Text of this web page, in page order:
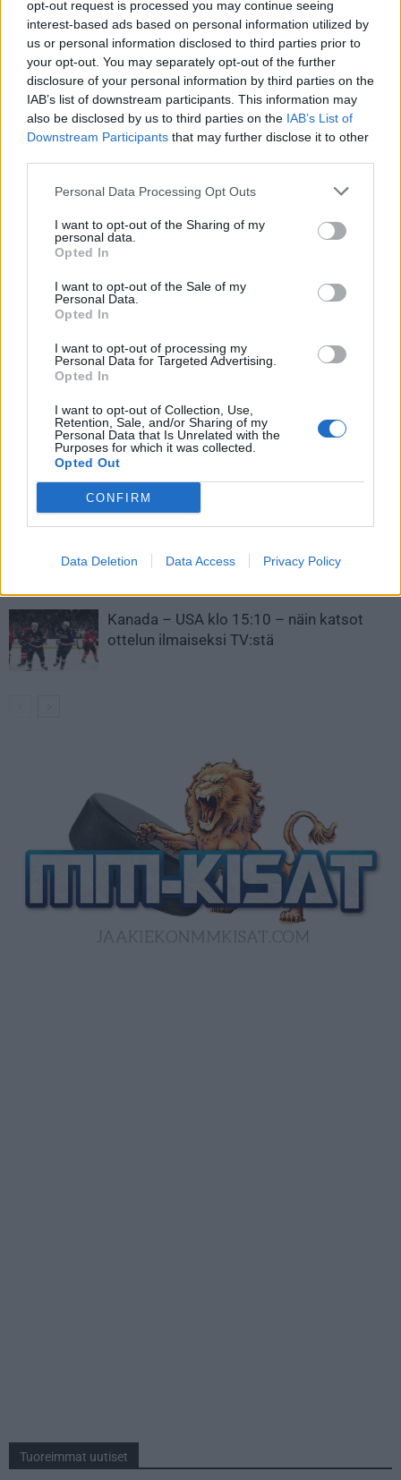
opt-out request is processed you may continue seeing
interest-based ads based on personal information utilized by
us or personal information disclosed to third parties prior to
your opt-out. You may separately opt-out of the further
disclosure of your personal information by third parties on the
IAB’s list of downstream participants. This information may
also be disclosed by us to third parties on the IAB’s List of
Downstream Participants that may further disclose it to other
Personal Data Processing Opt Outs
I want to opt-out of the Sharing of my
personal data.
Opted In
I want to opt-out of the Sale of my
Personal Data.
Opted In
I want to opt-out of processing my
Personal Data for Targeted Advertising.
Opted In
I want to opt-out of Collection, Use,
Retention, Sale, and/or Sharing of my
Personal Data that Is Unrelated with the
Purposes for which it was collected.
Opted Out
CONFIRM
Data Deletion Data Access Privacy Policy
Edellinen artikkeli
Jori Lehterä painoi tuomaria
nyrkillä turpaan – selvisi ilman
ulosajoa
Sebastian Aho ja Teuvo
Teräväinen maalasivat – Aho
Leijonat julkisti ketjut Sveitsi-peliin –
Aleksander Barkov tekee paluun
kaukaloon
divisioonassa – sai samasta tilanteesta
Kanada – USA klo 15:10 – näin katsot
ottelun ilmaiseksi TV:stä
Tuoreimmat uutiset